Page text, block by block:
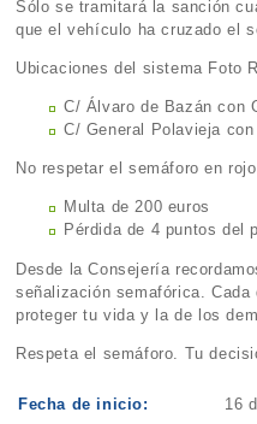
Sólo se tramitará la sanción
que el vehículo ha cruzado el
Ubicaciones del sistema Foto
C/ Álvaro de Bazán con
C/ General Polavieja
No respetar el semáforo en
Multa de 200 euros
Pérdida de 4 puntos del
Desde la Consejería
señalización semafórica.
proteger tu vida y la de los
Respeta el semáforo. Tu
Fecha de inicio: 16